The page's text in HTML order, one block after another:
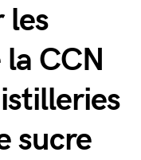
les
la CCN
sucre